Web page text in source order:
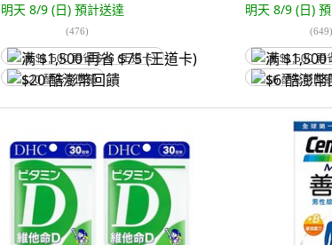
明天 8/9 (日) 預計送達
(476)
满 $1,500 再省 $75 (王道卡)
$20 酷澎幣回饋
明天 8/9 (日)
(649)
满 $1,500 再
$6 酷澎幣回